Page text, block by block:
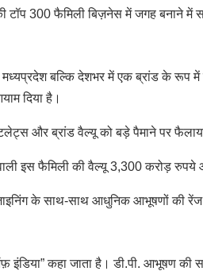
टॉप 300 फैमिली बिज़नेस में जगह बनाने में
मध्यप्रदेश बल्कि देशभर में एक ब्रांड के रूप में
दिया है।
और ब्रांड वैल्यू को बड़े पैमाने पर
इस फैमिली की वैल्यू 3,300 करोड़ रुपये
के साथ-साथ आधुनिक आभूषणों की रेंज
इंडिया” कहा जाता है। डी.पी. आभूषण की